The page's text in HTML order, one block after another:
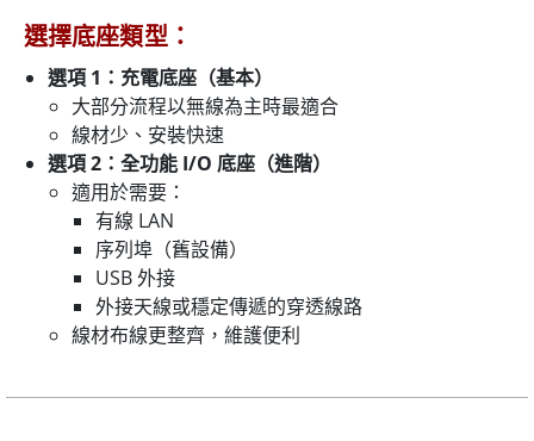
選擇底座類型：
選項 1：充電底座（基本）
大部分流程以無線為主時最適合
線材少、安裝快速
選項 2：全功能 I/O 底座（進階）
適用於需要：
有線 LAN
序列埠（舊設備）
USB 外接
外接天線或穩定傳遞的穿透線路
線材布線更整齊，維護便利